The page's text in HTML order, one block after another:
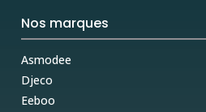
Nos marques
Asmodee
Djeco
Eeboo